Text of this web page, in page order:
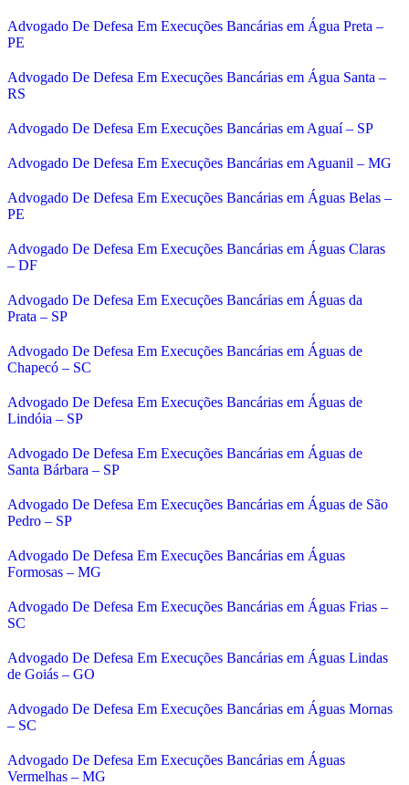
Advogado De Defesa Em Execuções Bancárias em Água Preta –
PE
Advogado De Defesa Em Execuções Bancárias em Água Santa –
RS
Advogado De Defesa Em Execuções Bancárias em Aguaí – SP
Advogado De Defesa Em Execuções Bancárias em Aguanil – MG
Advogado De Defesa Em Execuções Bancárias em Águas Belas –
PE
Advogado De Defesa Em Execuções Bancárias em Águas Claras
– DF
Advogado De Defesa Em Execuções Bancárias em Águas da
Prata – SP
Advogado De Defesa Em Execuções Bancárias em Águas de
Chapecó – SC
Advogado De Defesa Em Execuções Bancárias em Águas de
Lindóia – SP
Advogado De Defesa Em Execuções Bancárias em Águas de
Santa Bárbara – SP
Advogado De Defesa Em Execuções Bancárias em Águas de São
Pedro – SP
Advogado De Defesa Em Execuções Bancárias em Águas
Formosas – MG
Advogado De Defesa Em Execuções Bancárias em Águas Frias –
SC
Advogado De Defesa Em Execuções Bancárias em Águas Lindas
de Goiás – GO
Advogado De Defesa Em Execuções Bancárias em Águas Mornas
– SC
Advogado De Defesa Em Execuções Bancárias em Águas
Vermelhas – MG